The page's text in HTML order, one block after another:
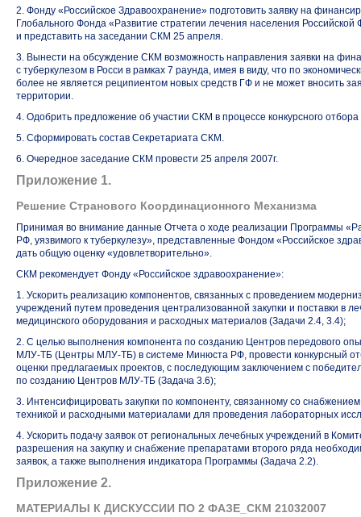
2. Фонду «Российское Здравоохранение» подготовить заявку на
Глобального Фонда «Развитие стратегии лечения населения
и представить на заседании СКМ 25 апреля.
3. Вынести на обсуждение СКМ возможность направления заявки на
с туберкулезом в Росси в рамках 7 раунда, имея в виду, что по
более не является реципиентом новых средств ГФ и не может вносить
территории.
4. Одобрить предложение об участии СКМ в процессе конкурсного
5. Сформировать состав Секретариата СКМ.
6. Очередное заседание СКМ провести 25 апреля 2007г.
Приложение 1.
Решение Странового Координационного Механизма
Принимая во внимание данные Отчета о ходе реализации Программы
РФ, уязвимого к туберкулезу», представленные Фондом «Российское
дать общую оценку «удовлетворительно».
СКМ рекомендует Фонду «Российское здравоохранение»:
1. Ускорить реализацию компонентов, связанных с проведением
учреждений путем проведения централизованной закупки и поставки в
медицинского оборудования и расходных материалов (Задачи 2.4, 3.4);
2. С целью выполнения компонента по созданию Центров передового
МЛУ-ТБ (Центры МЛУ-ТБ) в системе Минюста РФ, провести конкурсный
оценки предлагаемых проектов, с последующим заключением с
по созданию Центров МЛУ-ТБ (Задача 3.6);
3. Интенсифицировать закупки по компоненту, связанному со
техникой и расходными материалами для проведения лабораторных
4. Ускорить подачу заявок от региональных лечебных учреждений в
разрешения на закупку и снабжение препаратами второго ряда
заявок, а также выполнения индикатора Программы (Задача 2.2).
Приложение 2.
МАТЕРИАЛЫ К ДИСКУССИИ ПО 2 ФАЗЕ_СКМ 21032007